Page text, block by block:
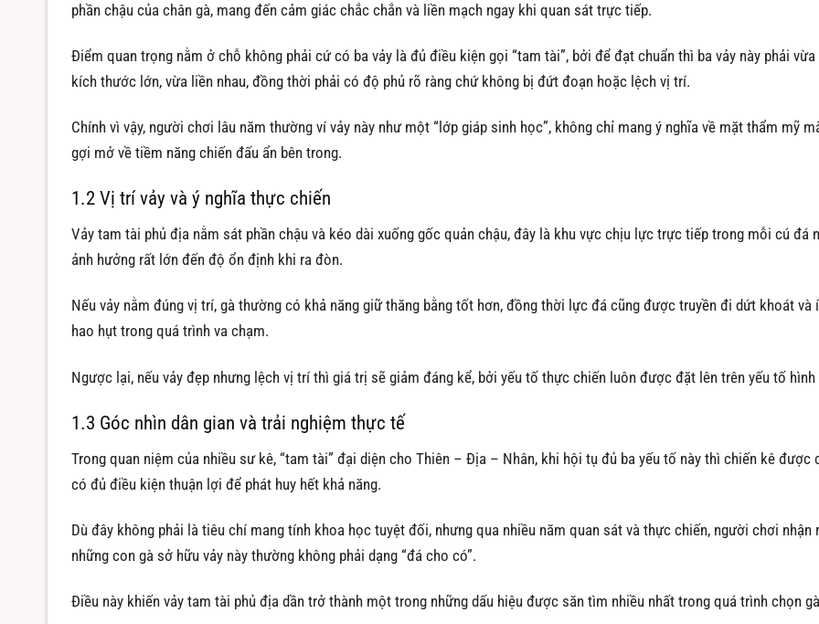
phần chậu của chân gà, mang đến cảm giác chắc chắn và liền mạch ngay khi quan sát trực tiếp.
Điểm quan trọng nằm ở chỗ không phải cứ có ba vảy là đủ điều kiện gọi “tam tài”, bởi để đạt chuẩn thì ba vảy này phải
kích thước lớn, vừa liền nhau, đồng thời phải có độ phủ rõ ràng chứ không bị đứt đoạn hoặc lệch vị trí.
Chính vì vậy, người chơi lâu năm thường ví vảy này như một “lớp giáp sinh học”, không chỉ mang ý nghĩa về mặt thẩm mỹ
gợi mở về tiềm năng chiến đấu ẩn bên trong.
1.2 Vị trí vảy và ý nghĩa thực chiến
Vảy tam tài phủ địa nằm sát phần chậu và kéo dài xuống gốc quản chậu, đây là khu vực chịu lực trực tiếp trong mỗi cú đá
ảnh hưởng rất lớn đến độ ổn định khi ra đòn.
Nếu vảy nằm đúng vị trí, gà thường có khả năng giữ thăng bằng tốt hơn, đồng thời lực đá cũng được truyền đi dứt khoát và
hao hụt trong quá trình va chạm.
Ngược lại, nếu vảy đẹp nhưng lệch vị trí thì giá trị sẽ giảm đáng kể, bởi yếu tố thực chiến luôn được đặt lên trên yếu tố
1.3 Góc nhìn dân gian và trải nghiệm thực tế
Trong quan niệm của nhiều sư kê, “tam tài” đại diện cho Thiên – Địa – Nhân, khi hội tụ đủ ba yếu tố này thì chiến kê được
có đủ điều kiện thuận lợi để phát huy hết khả năng.
Dù đây không phải là tiêu chí mang tính khoa học tuyệt đối, nhưng qua nhiều năm quan sát và thực chiến, người chơi nhận
những con gà sở hữu vảy này thường không phải dạng “đá cho có”.
Điều này khiến vảy tam tài phủ địa dần trở thành một trong những dấu hiệu được săn tìm nhiều nhất trong quá trình chọn